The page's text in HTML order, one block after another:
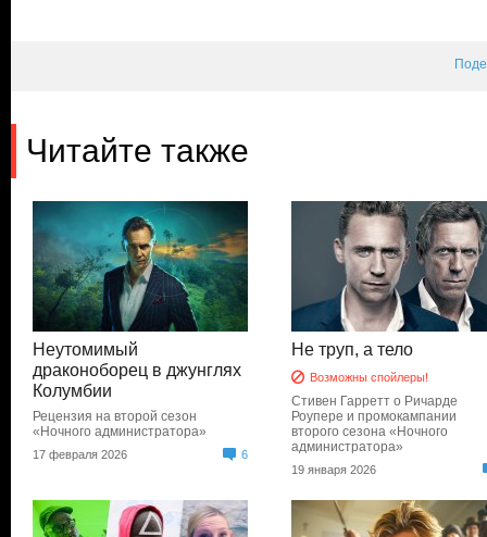
Читайте также
Неутомимый
драконоборец в джунглях
Колумбии
Рецензия на второй сезон
«Ночного администратора»
17 февраля 2026 6
Не труп, а тело
Возможны спойлеры!
Стивен Гарретт о Ричарде
Роупере и промокампании
второго сезона «Ночного
администратора»
19 января 2026